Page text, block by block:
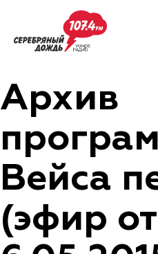
Архив
Вейса
(эфир от